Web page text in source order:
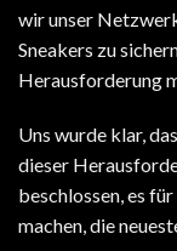
wir unser
Sneakers zu
Herausforderung
Uns wurde klar,
dieser
beschlossen, es
machen, die